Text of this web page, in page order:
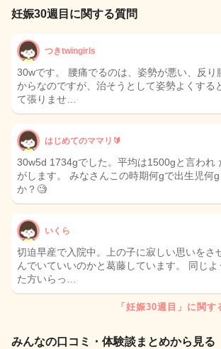
妊娠30週目に関する質問
つきtwingirls
30wです。 腰痛でるのは、姿勢が悪い、反り
からなのですが、治そうとして姿勢よくする
て張りませ…
はじめてのママリ🔰
30w5d 1734gでした。平均は1500gと言われ
がします。 みなさんこの時期何gで出生児何
か？🧐
いくら
切迫早産で入院中。上の子に寂しい思いをさ
んでいていいのかと葛藤しています。 同じ
た方いらっ…
「妊娠30週目」に関
みんなの口コミ・体験談まとめから見る